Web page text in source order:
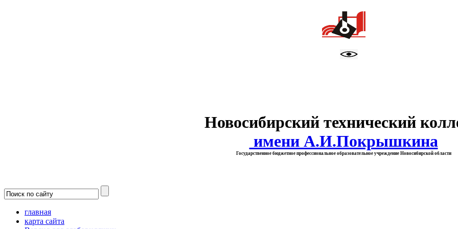
Новосибирский технический
имени А.И.Покрышкина
Государственное бюджетное профессиональное образовательное учреждение Новосибирской области
главная
карта сайта